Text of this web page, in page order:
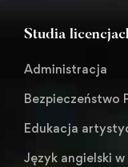
Studia
Administracja
Bezpieczeństwo
Edukacja
Język angielski